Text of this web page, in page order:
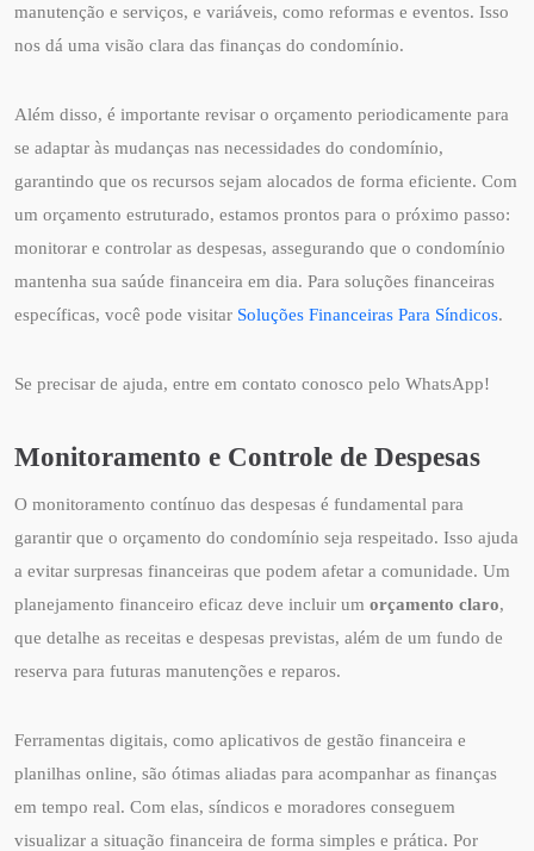
manutenção e serviços, e variáveis, como reformas e eventos. Isso
nos dá uma visão clara das finanças do condomínio.
Além disso, é importante revisar o orçamento periodicamente para
se adaptar às mudanças nas necessidades do condomínio,
garantindo que os recursos sejam alocados de forma eficiente. Com
um orçamento estruturado, estamos prontos para o próximo passo:
monitorar e controlar as despesas, assegurando que o condomínio
mantenha sua saúde financeira em dia. Para soluções financeiras
específicas, você pode visitar Soluções Financeiras Para Síndicos.
Se precisar de ajuda, entre em contato conosco pelo WhatsApp!
Monitoramento e Controle de Despesas
O monitoramento contínuo das despesas é fundamental para
garantir que o orçamento do condomínio seja respeitado. Isso ajuda
a evitar surpresas financeiras que podem afetar a comunidade. Um
planejamento financeiro eficaz deve incluir um orçamento claro,
que detalhe as receitas e despesas previstas, além de um fundo de
reserva para futuras manutenções e reparos.
Ferramentas digitais, como aplicativos de gestão financeira e
planilhas online, são ótimas aliadas para acompanhar as finanças
em tempo real. Com elas, síndicos e moradores conseguem
visualizar a situação financeira de forma simples e prática. Por